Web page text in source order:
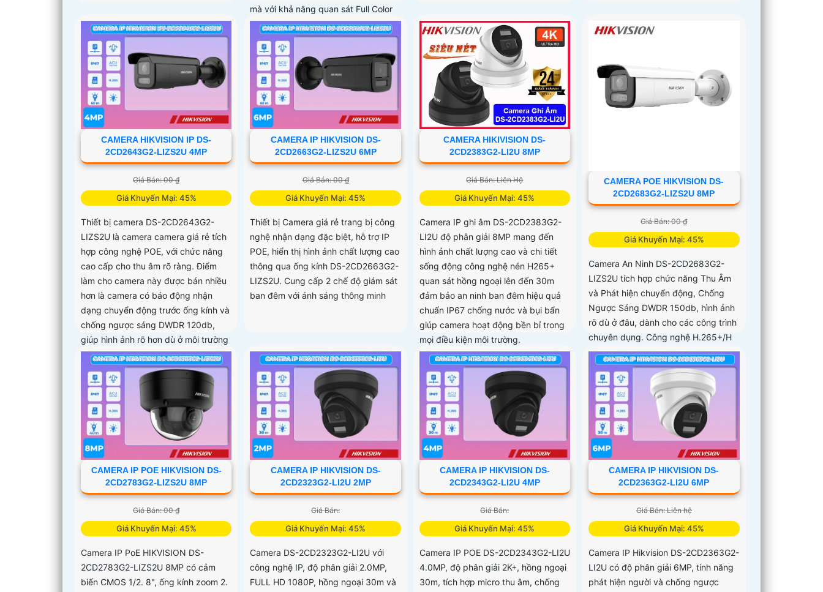
mà với khả năng quan sát Full Color
trong khoảng cách 40m vào ban
đêm giúp camera có màu rõ nét như
ban ngày
CAMERA HIKVISION IP DS-
2CD2643G2-LIZS2U 4MP
Giá Bán: 00 ₫
Giá Khuyến Mại: 45%
Thiết bị camera DS-2CD2643G2-
LIZS2U là camera camera giá rẻ tích
hợp công nghệ POE, với chức năng
cao cấp cho thu âm rõ ràng. Điểm
làm cho camera này được bán nhiều
hơn là camera có báo động nhận
dạng chuyển động trước ống kính và
chống ngược sáng DWDR 120db,
giúp hình ảnh rõ hơn dù ở môi trường
ánh sáng thấp
CAMERA IP HIKVISION DS-
2CD2663G2-LIZS2U 6MP
Giá Bán: 00 ₫
Giá Khuyến Mại: 45%
Thiết bị Camera giá rẻ trang bị công
nghệ nhận dạng đặc biệt, hỗ trợ IP
POE, hiển thị hình ảnh chất lượng cao
thông qua ống kính DS-2CD2663G2-
LIZS2U. Cung cấp 2 chế độ giám sát
ban đêm với ánh sáng thông minh
CAMERA HIKIVISION DS-
2CD2383G2-LI2U 8MP
Giá Bán: Liên Hệ
Giá Khuyến Mại: 45%
Camera IP ghi âm DS-2CD2383G2-
LI2U độ phân giải 8MP mang đến
hình ảnh chất lượng cao và chi tiết
sống động công nghệ nén H265+
quan sát hồng ngoại lên đến 30m
đảm bảo an ninh ban đêm hiệu quả
chuẩn IP67 chống nước và bụi bẩn
giúp camera hoạt động bền bỉ trong
mọi điều kiện môi trường.
CAMERA POE HIKVISION DS-
2CD2683G2-LIZS2U 8MP
Giá Bán: 00 ₫
Giá Khuyến Mại: 45%
Camera An Ninh DS-2CD2683G2-
LIZS2U tích hợp chức năng Thu Âm
và Phát hiện chuyển động, Chống
Ngược Sáng DWDR 150db, hình ảnh
rõ dù ở đâu, dành cho các công trình
chuyên dụng. Công nghệ H.265+/H
CAMERA IP POE HIKVISION DS-
2CD2783G2-LIZS2U 8MP
Giá Bán: 00 ₫
Giá Khuyến Mại: 45%
Camera IP PoE HIKVISION DS-
2CD2783G2-LIZS2U 8MP có cảm
biến CMOS 1/2. 8", ống kính zoom 2.
CAMERA IP HIKVISION DS-
2CD2323G2-LI2U 2MP
Giá Bán:
Giá Khuyến Mại: 45%
Camera DS-2CD2323G2-LI2U với
công nghệ IP, độ phân giải 2.0MP,
FULL HD 1080P, hồng ngoại 30m và
CAMERA IP HIKVISION DS-
2CD2343G2-LI2U 4MP
Giá Bán:
Giá Khuyến Mại: 45%
Camera IP POE DS-2CD2343G2-LI2U
4.0MP, độ phân giải 2K+, hồng ngoại
30m, tích hợp micro thu âm, chống
CAMERA IP HIKVISION DS-
2CD2363G2-LI2U 6MP
Giá Bán: Liên hệ
Giá Khuyến Mại: 45%
Camera IP Hikvision DS-2CD2363G2-
LI2U có độ phân giải 6MP, tính năng
phát hiện người và chống ngược